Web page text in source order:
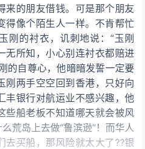
来的朋友借钱。可是那个朋友
得像个陌生人一样。不肯帮忙
刚的衬衣，讥刺地说：“玉刚
无所知，小心别连衬衣都赔进
的自尊心，他暗暗发誓一定要
两手空空回到香港，只好向
丰银行对航运业不感兴趣，他
些船老板不知道哪天就会被风
荒岛上去做“鲁滨逊”！而华人
去买船，那风险就太大了??银